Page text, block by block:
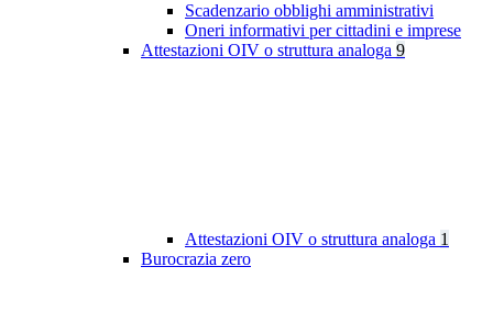
Scadenzario obblighi amministrativi
Oneri informativi per cittadini e imprese
Attestazioni OIV o struttura analoga 9
Attestazioni OIV o struttura analoga 1
Burocrazia zero